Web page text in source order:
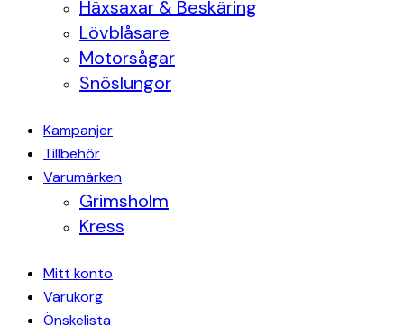
Häxsaxar & Beskäring
Lövblåsare
Motorsågar
Snöslungor
Kampanjer
Tillbehör
Varumärken
Grimsholm
Kress
Mitt konto
Varukorg
Önskelista